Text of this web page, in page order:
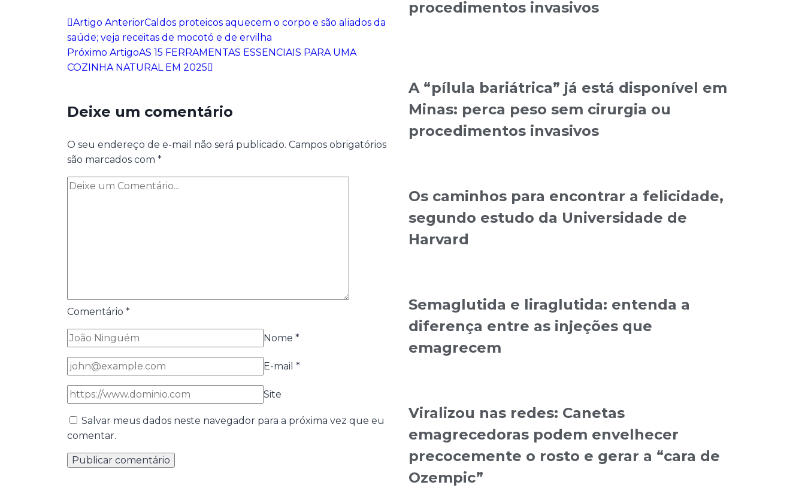
Artigo AnteriorCaldos proteicos aquecem o corpo e são aliados da
saúde; veja receitas de mocotó e de ervilha
Próximo ArtigoAS 15 FERRAMENTAS ESSENCIAIS PARA UMA
COZINHA NATURAL EM 2025
Deixe um comentário
O seu endereço de e-mail não será publicado. Campos obrigatórios
são marcados com *
Comentário *
Nome *
E-mail *
Site
Salvar meus dados neste navegador para a próxima vez que eu
comentar.
procedimentos invasivos
A “pílula bariátrica” já está disponível em
Minas: perca peso sem cirurgia ou
procedimentos invasivos
Os caminhos para encontrar a felicidade,
segundo estudo da Universidade de
Harvard
Semaglutida e liraglutida: entenda a
diferença entre as injeções que
emagrecem
Viralizou nas redes: Canetas
emagrecedoras podem envelhecer
precocemente o rosto e gerar a “cara de
Ozempic”